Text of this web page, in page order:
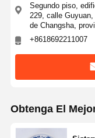
Segundo piso,
229, calle
de Changsha,
+8618692211007
Obtenga El